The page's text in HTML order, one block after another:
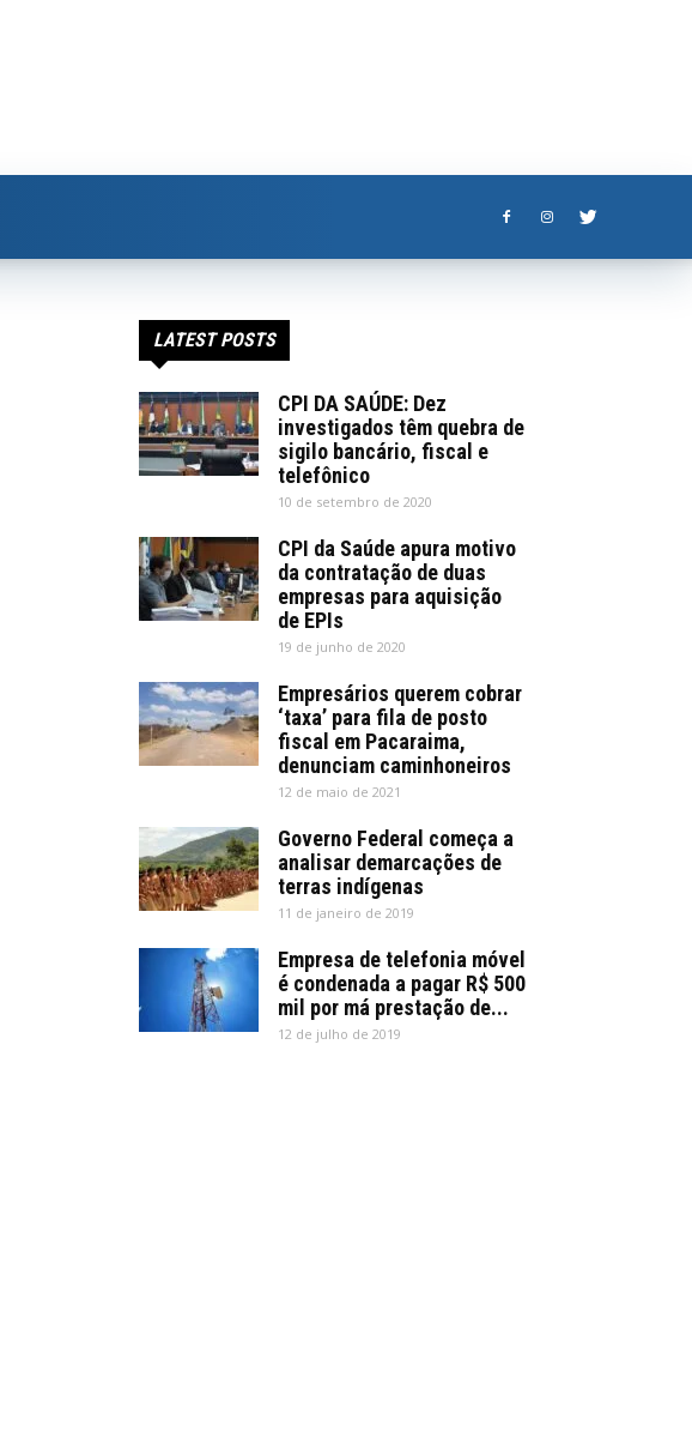
LATEST POSTS
CPI DA SAÚDE: Dez
investigados têm quebra de
sigilo bancário, fiscal e
telefônico
10 de setembro de 2020
CPI da Saúde apura motivo
da contratação de duas
empresas para aquisição
de EPIs
19 de junho de 2020
Empresários querem cobrar
‘taxa’ para fila de posto
fiscal em Pacaraima,
denunciam caminhoneiros
12 de maio de 2021
Governo Federal começa a
analisar demarcações de
terras indígenas
11 de janeiro de 2019
Empresa de telefonia móvel
é condenada a pagar R$ 500
mil por má prestação de...
12 de julho de 2019